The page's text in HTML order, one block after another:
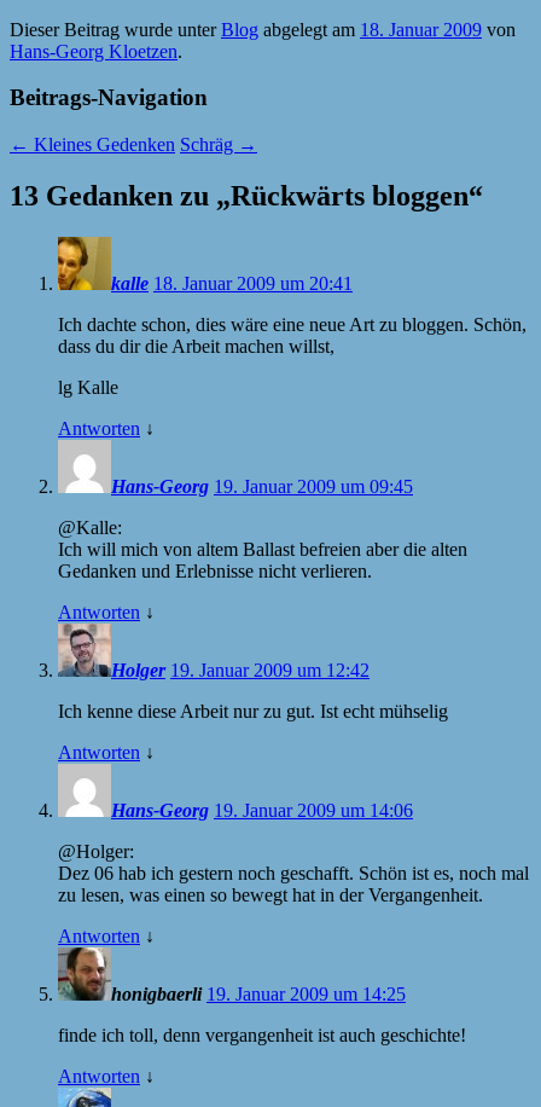
Dieser Beitrag wurde unterBlog abgelegt am 18. Januar 2009 von
Hans-Georg Kloetzen.
Beitrags-Navigation
← Kleines Gedenken Schräg →
13 Gedanken zu „Rückwärts bloggen“
kalle 18. Januar 2009 um 20:41
Ich dachte schon, dies wäre eine neue Art zu bloggen. Schön,
dass du dir die Arbeit machen willst,
lg Kalle
Antworten ↓
Hans-Georg 19. Januar 2009 um 09:45
@Kalle:
Ich will mich von altem Ballast befreien aber die alten
Gedanken und Erlebnisse nicht verlieren.
Antworten ↓
Holger 19. Januar 2009 um 12:42
Ich kenne diese Arbeit nur zu gut. Ist echt mühselig
Antworten ↓
Hans-Georg 19. Januar 2009 um 14:06
@Holger:
Dez 06 hab ich gestern noch geschafft. Schön ist es, noch mal
zu lesen, was einen so bewegt hat in der Vergangenheit.
Antworten ↓
honigbaerli 19. Januar 2009 um 14:25
finde ich toll, denn vergangenheit ist auch geschichte!
Antworten ↓